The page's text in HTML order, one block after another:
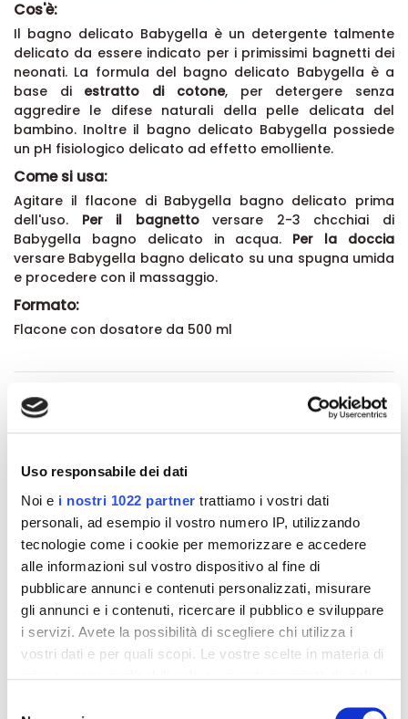
Uso responsabile dei dati
Noi e i nostri 1022 partner trattiamo i vostri dati
personali, ad esempio il vostro numero IP, utilizzando
tecnologie come i cookie per memorizzare e accedere
alle informazioni sul vostro dispositivo al fine di
pubblicare annunci e contenuti personalizzati, misurare
gli annunci e i contenuti, ricercare il pubblico e sviluppare
i servizi. Avete la possibilità di scegliere chi utilizza i
vostri dati e per quali scopi. Le vostre scelte in materia di
Cos'è:
Il bagno delicato Babygella è un detergente talmente
delicato da essere indicato per i primissimi bagnetti dei
neonati. La formula del bagno delicato Babygella è a
base di estratto di cotone, per detergere senza
aggredire le difese naturali della pelle delicata del
bambino. Inoltre il bagno delicato Babygella possiede
un pH fisiologico delicato ad effetto emolliente.
Come si usa:
Agitare il flacone di Babygella bagno delicato prima
dell'uso. Per il bagnettoversare 2-3 chcchiai di
Babygella bagno delicato in acqua. Per la doccia
versare Babygella bagno delicato su una spugna umida
e procedere con il massaggio.
Formato:
Flacone con dosatore da 500 ml
Dettagli del prodotto
Altri prodotti che potrebbero
interessarti
-42% -42%